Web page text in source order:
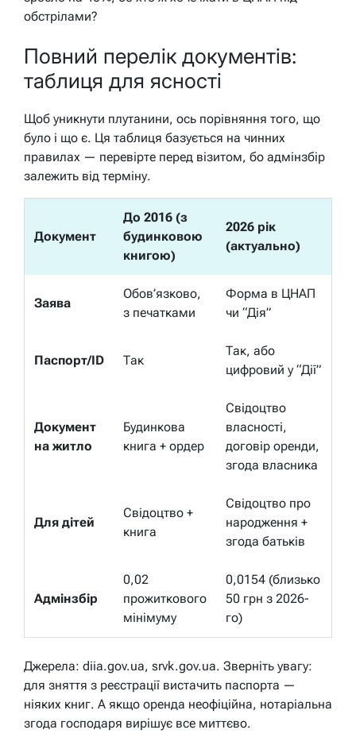
обстрілами?
Повний перелік документів:
таблиця для ясності
Щоб уникнути плутанини, ось порівняння того, що
було і що є. Ця таблиця базується на чинних
правилах — перевірте перед візитом, бо адмінзбір
залежить від терміну.
Документ
До 2016 (з
будинковою
книгою)
2026 рік
(актуально)
Заява
Обов’язково,
з печатками
Форма в ЦНАП
чи “Дія”
Паспорт/ID Так
Так, або
цифровий у “Дії”
Документ
на житло
Будинкова
книга + ордер
Свідоцтво
власності,
договір оренди,
згода власника
Для дітей
Свідоцтво +
книга
Свідоцтво про
народження +
згода батьків
Адмінзбір
0,02
прожиткового
мінімуму
0,0154 (близько
50 грн з 2026-
го)
Джерела: diia.gov.ua, srvk.gov.ua. Зверніть увагу:
для зняття з реєстрації вистачить паспорта —
ніяких книг. А якщо оренда неофіційна, нотаріальна
згода господаря вирішує все миттєво.